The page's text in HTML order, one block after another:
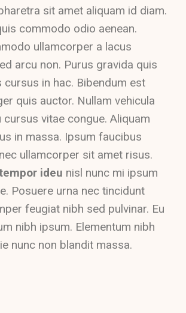
sit amet aliquam id diam.
commodo odio aenean.
ullamcorper a lacus
arcu non. Purus gravida quis
cursus in hac. Bibendum est
quis auctor. Nullam vehicula
cursus vitae congue. Aliquam
in massa. Ipsum faucibus
ullamcorper sit amet risus.
ideu nisl nunc mi ipsum
Posuere urna nec tincidunt
feugiat nibh sed pulvinar. Eu
nibh ipsum. Elementum nibh
nunc non blandit massa.